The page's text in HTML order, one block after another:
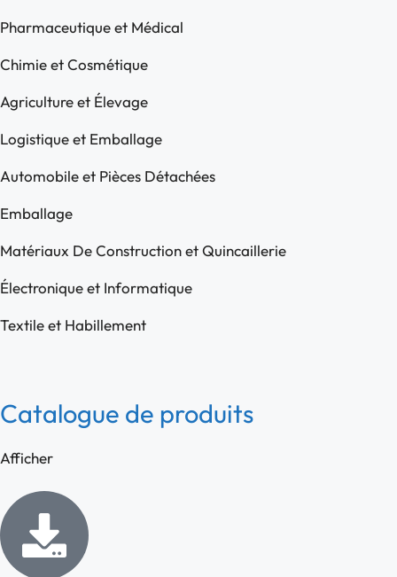
Pharmaceutique et Médical
Chimie et Cosmétique
Agriculture et Élevage
Logistique et Emballage
Automobile et Pièces Détachées
Emballage
Matériaux De Construction et Quincaillerie
Électronique et Informatique
Textile et Habillement
Catalogue de produits
Afficher